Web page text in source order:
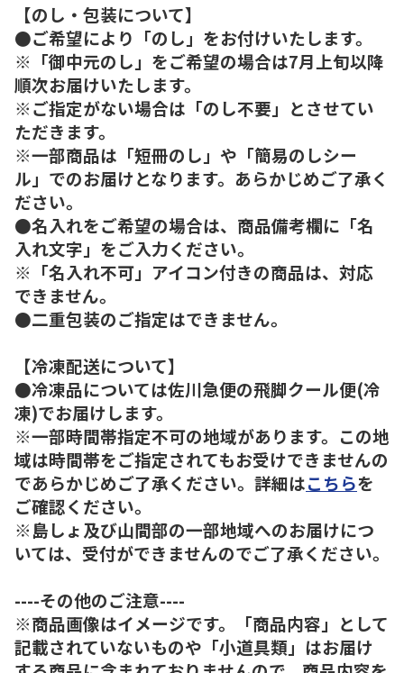
【のし・包装について】
●ご希望により「のし」をお付けいたします。
※「御中元のし」をご希望の場合は7月上旬以降
順次お届けいたします。
※ご指定がない場合は「のし不要」とさせてい
ただきます。
※一部商品は「短冊のし」や「簡易のしシー
ル」でのお届けとなります。あらかじめご了承く
ださい。
●名入れをご希望の場合は、商品備考欄に「名
入れ文字」をご入力ください。
※「名入れ不可」アイコン付きの商品は、対応
できません。
●二重包装のご指定はできません。
【冷凍配送について】
●冷凍品については佐川急便の飛脚クール便(冷
凍)でお届けします。
※一部時間帯指定不可の地域があります。この地
域は時間帯をご指定されてもお受けできませんの
であらかじめご了承ください。詳細はこちらを
ご確認ください。
※島しょ及び山間部の一部地域へのお届けにつ
いては、受付ができませんのでご了承ください。
----その他のご注意----
※商品画像はイメージです。「商品内容」として
記載されていないものや「小道具類」はお届け